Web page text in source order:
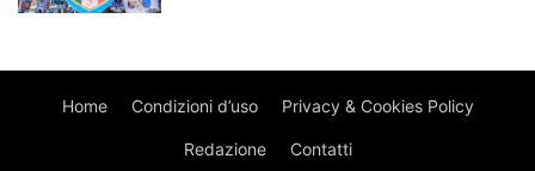
Home Condizioni d’uso Privacy & Cookies Policy
Redazione Contatti